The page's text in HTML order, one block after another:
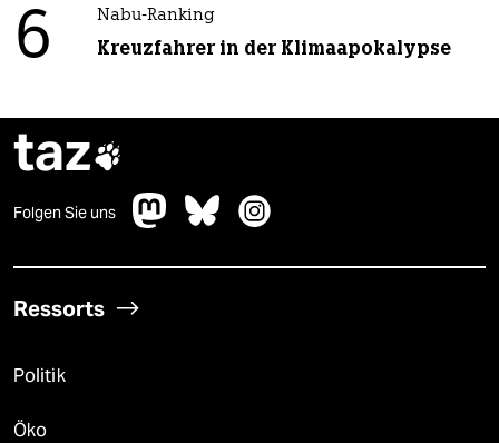
6 Nabu-Ranking
Kreuzfahrer in der Klimaapokalypse
taz
Folgen Sie uns
Ressorts
Politik
Öko